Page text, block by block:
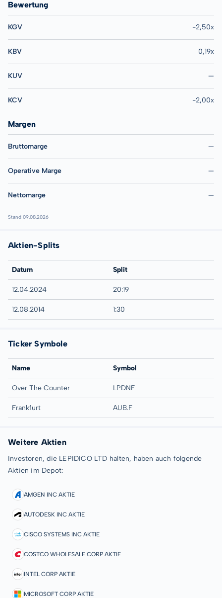
Bewertung
KGV -2,50x
KBV 0,19x
KUV —
KCV -2,00x
Margen
Bruttomarge —
Operative Marge —
Nettomarge —
Stand 09.08.2026
Aktien-Splits
Datum Split
12.04.2024 20:19
12.08.2014 1:30
Ticker Symbole
Name Symbol
Over The Counter LPDNF
Frankfurt AUB.F
Weitere Aktien
Investoren, die LEPIDICO LTD halten, haben auch folgende
Aktien im Depot:
AMGEN INC AKTIE
AUTODESK INC AKTIE
CISCO SYSTEMS INC AKTIE
COSTCO WHOLESALE CORP AKTIE
INTEL CORP AKTIE
MICROSOFT CORP AKTIE